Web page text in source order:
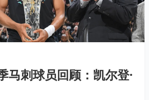
马刺球员回顾：凯尔登·